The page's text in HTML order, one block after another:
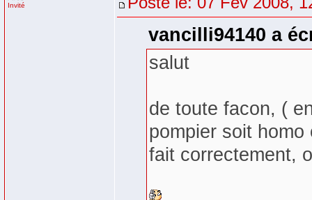
Invité
vancilli94140 a
salut
de toute facon, (
pompier soit
fait correctement,